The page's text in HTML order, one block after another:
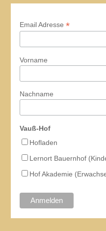
Email Adresse*
Vorname
Nachname
Vauß-Hof
Hofladen
Lernort Bauernhof
Hof Akademie